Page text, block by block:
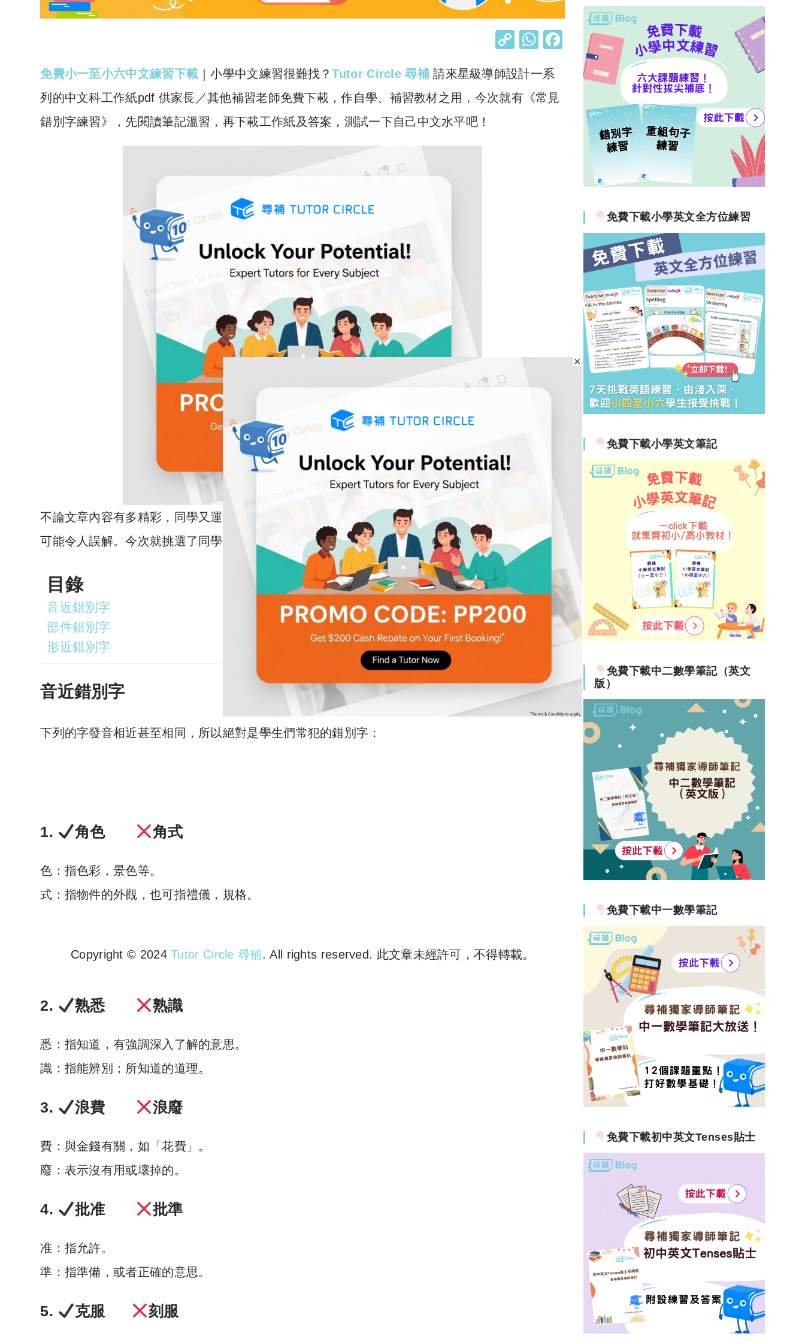
C
p
y
W
at
s
免費小一至小六中文練習下載 ｜小學中文練習很難找？Tutor Circle 尋補 請來星級導師設計一系
列的中文科工作紙pdf 供家長／其他補習老師免費下載，作自學、補習教材之用，今次就有《常見
錯別字練習》，先閱讀筆記溫習，再下載工作紙及答案，測試一下自己中文水平吧！
不論文章內容有多精彩，同學又運用了多種
，但若錯字眾多，不但文章分數被扣，更內容
可能令人誤解。今次就挑選了同學們常寫的「錯別字」，提醒大家要好好留意。
目錄
音近錯別字
部件錯別字
形近錯別字
音近錯別字
下列的字發音相近甚至相同，所以絕對是學生們常犯的錯別字：
1. 角色 角式
色：指色彩，景色等。
式：指物件的外觀，也可指禮儀，規格。
Copyright © 2024Tutor Circle 尋補. All rights reserved. 此文章未經許可，不得轉載。
2. 熟悉 熟識
悉：指知道，有強調深入了解的意思。
識：指能辨別；所知道的道理。
3. 浪費 浪廢
費：與金錢有關，如「花費」。
廢：表示沒有用或壞掉的。
4. 批准 批準
准：指允許。
準：指準備，或者正確的意思。
5. 克服 刻服
免費下載小學英文全方位練習
免費下載小學英文筆記
免費下載中二數學筆記（英文
版）
免費下載中一數學筆記
免費下載初中英文Tenses貼士